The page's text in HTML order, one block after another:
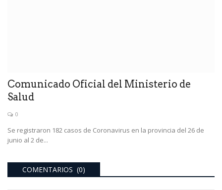
Comunicado Oficial del Ministerio de
Salud
0
Se registraron 182 casos de Coronavirus en la provincia del 26 de
junio al 2 de...
COMENTARIOS (0)